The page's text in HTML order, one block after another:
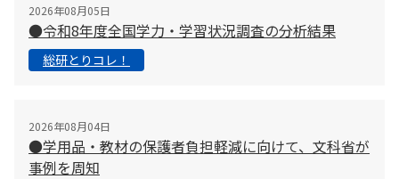
2026年08月05日
●令和8年度全国学力・学習状況調査の分析結果
総研とりコレ！
2026年08月04日
●学用品・教材の保護者負担軽減に向けて、文科省が
事例を周知